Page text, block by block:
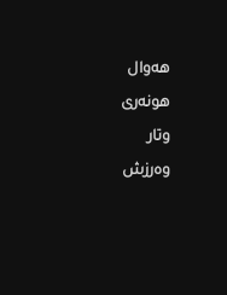
هەواڵ
هونەری
وتار
وەرزش